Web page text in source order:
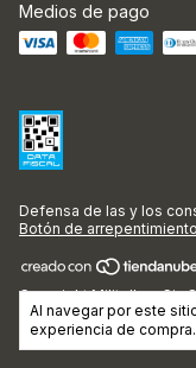
Al navegar por este
experiencia de compra.
Medios de pago
Defensa de las y los
Botón de arrepentimiento
Copyright Militello y Cia
derechos reservados.